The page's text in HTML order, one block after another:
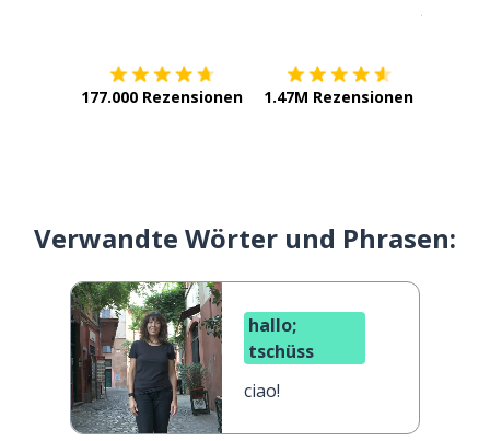
177.000 Rezensionen 1.47M Rezensionen
Verwandte Wörter und Phrasen:
hallo;
tschüss
ciao!